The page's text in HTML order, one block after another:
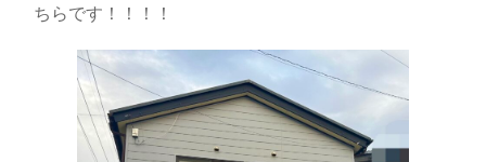
ちらです！！！！